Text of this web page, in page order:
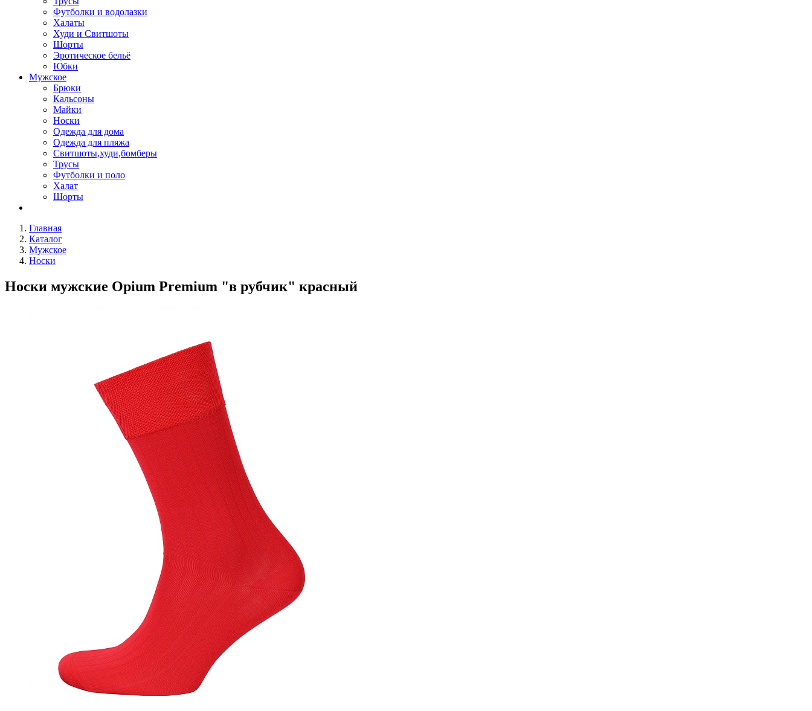
Футболки и водолазки
Халаты
Худи и Свитшоты
Шорты
Эротическое бельё
Юбки
Мужское
Брюки
Кальсоны
Майки
Носки
Одежда для дома
Одежда для пляжа
Свитшоты,худи,бомберы
Трусы
Футболки и поло
Халат
Шорты
Главная
Каталог
Мужское
Носки
Носки мужские Opium Premium "в рубчик" красный